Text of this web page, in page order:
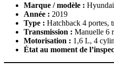
Marque / modèle :
Année : 2019
Type : Hatchback 4 portes,
Transmission : Manuelle 6
Motorisation : 1,6 L, 4
État au moment de